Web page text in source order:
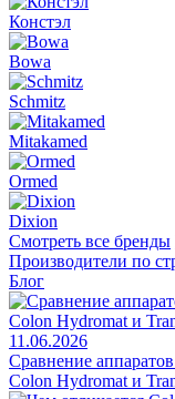
Констэл
Bowa
Schmitz
Mitakamed
Ormed
Dixion
Смотреть все бренды
Производители по
Блог
11.06.2026
Сравнение
Colon Hydromat и